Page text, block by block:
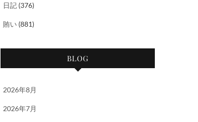
日記 (376)
賄い (881)
BLOG
2026年8月
2026年7月